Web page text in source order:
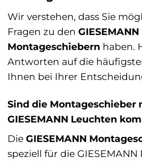
Wir verstehen, dass Sie
Fragen zu den GIESEMANN
Montageschiebern haben.
Antworten auf die
Ihnen bei Ihrer
Sind die Montageschieber
GIESEMANN Leuchten
Die GIESEMANN
speziell für die GIESEMANN